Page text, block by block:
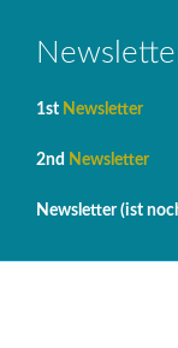
1st Newsletter
2nd Newsletter
Newsletter (ist